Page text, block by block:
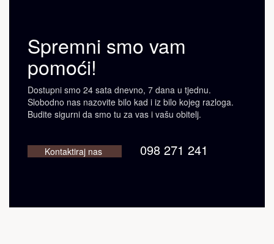
Spremni smo vam
pomoći!
Dostupni smo 24 sata dnevno, 7 dana u tjednu.
Slobodno nas nazovite bilo kad i iz bilo kojeg razloga.
Budite sigurni da smo tu za vas i vašu obitelj.
Kontaktiraj nas 098 271 241